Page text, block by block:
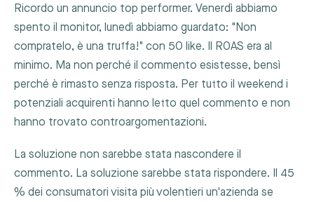
Ricordo un annuncio top performer. Venerdì abbiamo
spento il monitor, lunedì abbiamo guardato: "Non
compratelo, è una truffa!" con 50 like. Il ROAS era al
minimo. Ma non perché il commento esistesse, bensì
perché è rimasto senza risposta. Per tutto il weekend i
potenziali acquirenti hanno letto quel commento e non
hanno trovato controargomentazioni.
La soluzione non sarebbe stata nascondere il
commento. La soluzione sarebbe stata rispondere. Il 45
% dei consumatori visita più volentieri un'azienda se